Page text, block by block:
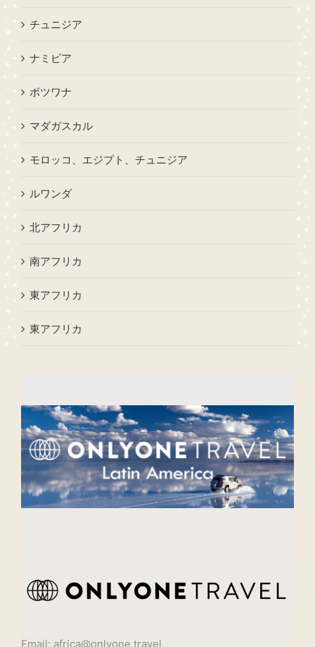
チュニジア
ナミビア
ボツワナ
マダガスカル
モロッコ、エジプト、チュニジア
ルワンダ
北アフリカ
南アフリカ
東アフリカ
東アフリカ
Email: africa@onlyone.travel